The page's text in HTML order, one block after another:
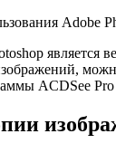
Adobe
является
ACDSee Pro